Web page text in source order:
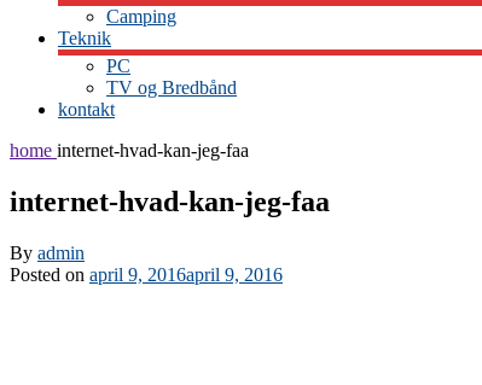
Camping
Teknik
PC
TV og Bredbånd
kontakt
home internet-hvad-kan-jeg-faa
internet-hvad-kan-jeg-faa
By admin
Posted on april 9, 2016april 9, 2016